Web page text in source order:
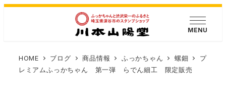
MENU
HOME ブログ 商品情報 ふっかちゃん 螺鈿
プ
レミアムふっかちゃん 第一弾 らでん細工 限定販売